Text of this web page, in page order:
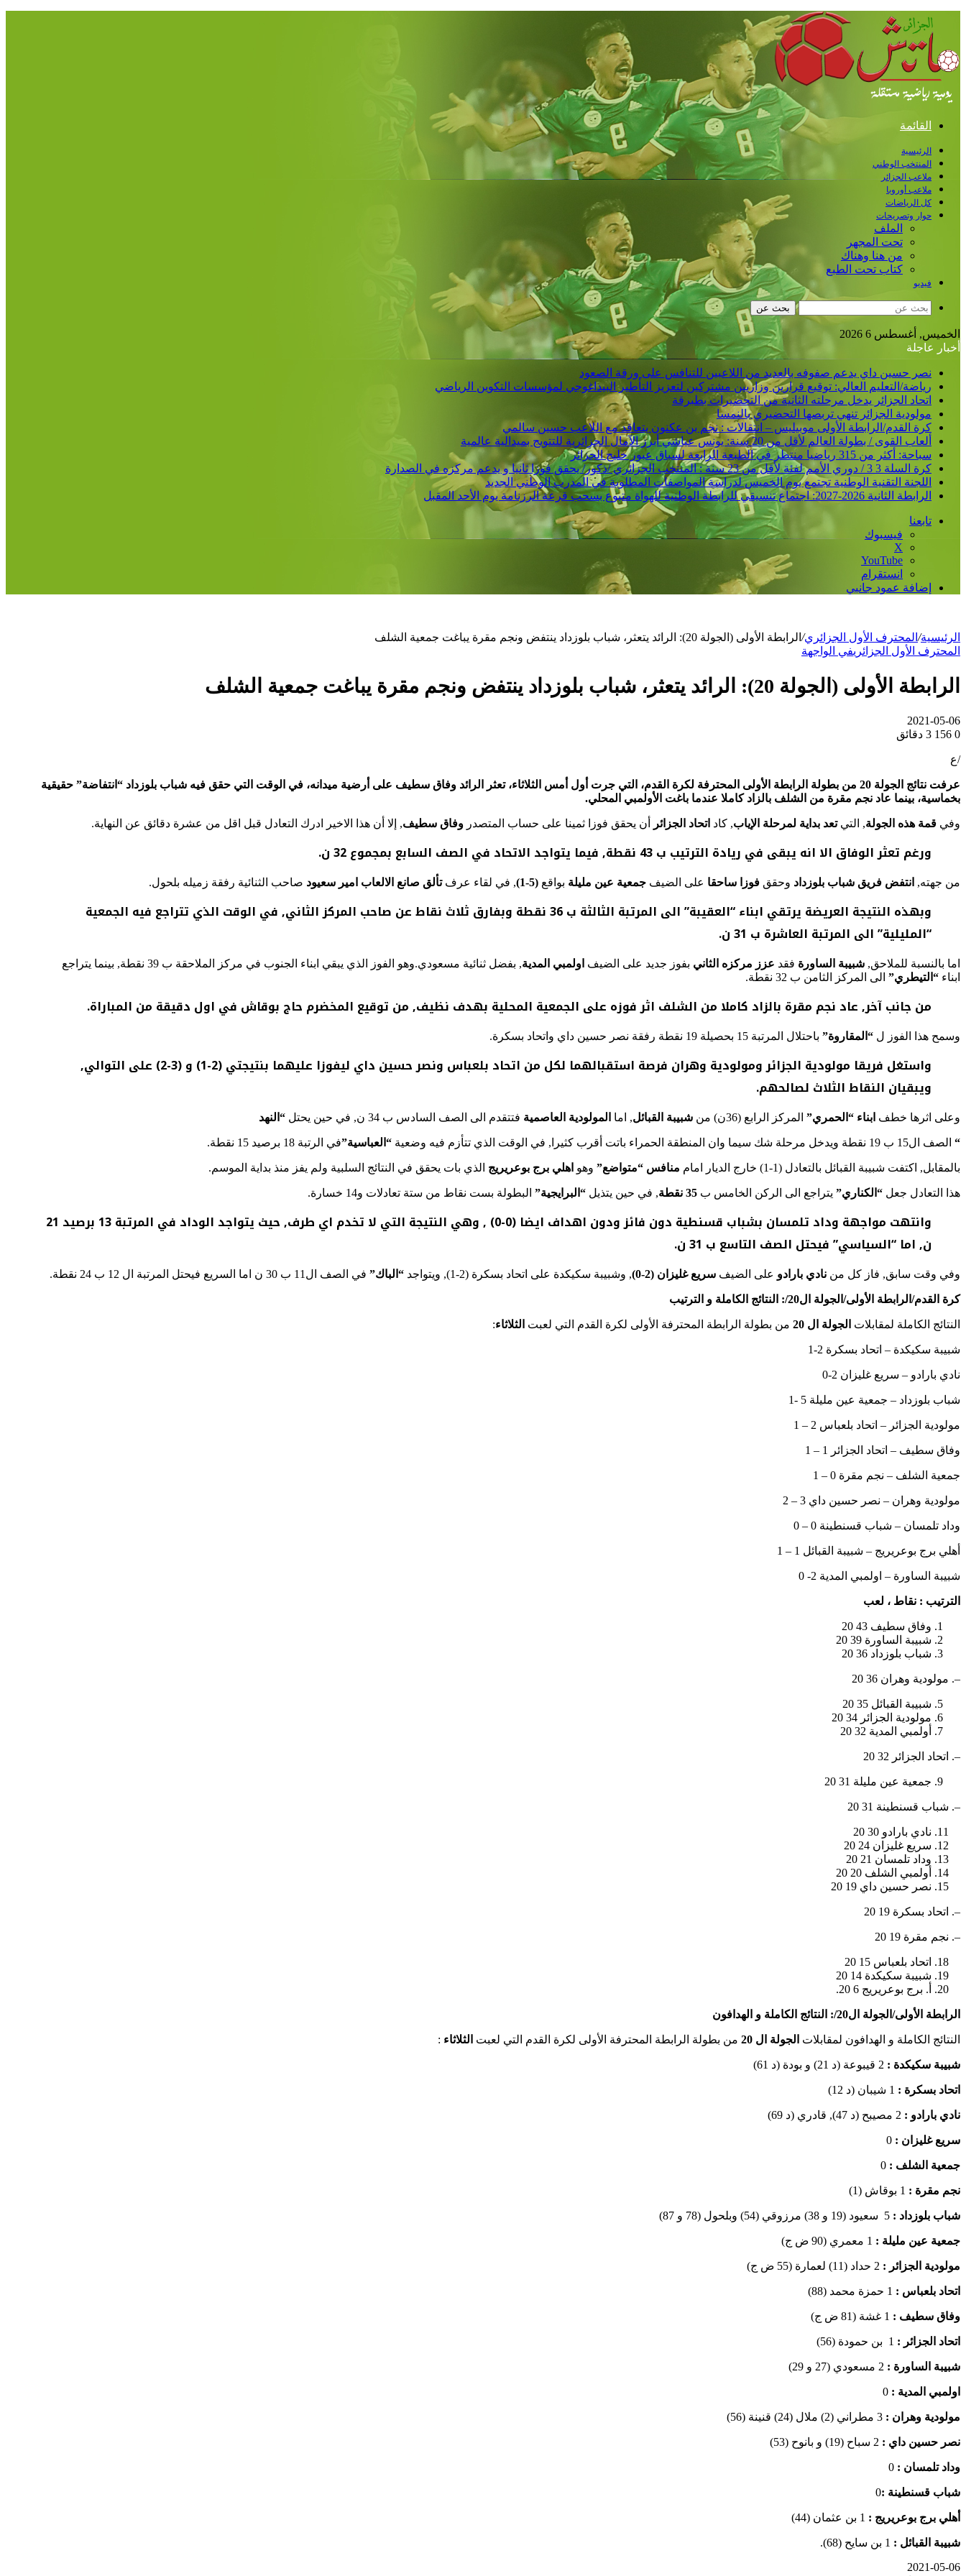
القائمة
الرئيسية
المنتخب الوطني
ملاعب الجزائر
ملاعب أوروبا
كل الرياضات
حوار وتصريحات
الملف
تحت المجهر
من هنا وهناك
كتاب تحت الطبع
فيديو
بحث عن
الخميس, أغسطس 6 2026
أخبار عاجلة
نصر حسين داي يدعم صفوفه بالعديد من اللاعبين للتنافس على ورقة الصعود
رياضة/التعليم العالي: توقيع قرارين وزاريين مشتركين لتعزيز التأطير البيداغوجي لمؤسسات التكوين الرياضي
اتحاد الجزائر يدخل مرحلته الثانية من التحضيرات بطبرقة
مولودية الجزائر تنهي تربصها التحضيري بالنمسا
كرة القدم/الرابطة الأولى موبيليس – انتقالات : نجم بن عكنون يتعاقد مع اللاعب حسين سالمي
ألعاب القوى / بطولة العالم لأقل من 20 سنة: يونس عياشي أبرز الآمال الجزائرية للتتويج بميدالية عالمية
سباحة: أكثر من 315 رياضيا منتظر في الطبعة الرابعة لسباق عبور خليج الجزائر
كرة السلة 3 3 / دوري الأمم لفئة لأقل من 23 سنة : المنتخب الجزائري /ذكور/ يحقق فوزا ثانيا و يدعم مركزه في الصدارة
اللجنة التقنية الوطنية تجتمع يوم الخميس لدراسة المواصفات المطلوبة في المدرب الوطني الجديد
الرابطة الثانية 2026-2027: اجتماع تنسيقي للرابطة الوطنية للهواة متبوع بسحب قرعة الرزنامة يوم الأحد المقبل
تابعنا
فيسبوك
‫X
‫YouTube
انستقرام
إضافة عمود جانبي
الرئيسية/ المحترف الأول الجزائري/ الرابطة الأولى (الجولة 20): الرائد يتعثر، شباب بلوزداد ينتفض ونجم مقرة يباغت جمعية الشلف
المحترف الأول الجزائريفي الواجهة
الرابطة الأولى (الجولة 20): الرائد يتعثر، شباب بلوزداد ينتفض ونجم مقرة يباغت جمعية الشلف
2021-05-06
0
3 دقائق
/ع
عرفت نتائج الجولة 20 من بطولة الرابطة الأولى المحترفة لكرة القدم، التي جرت أول أمس الثلاثاء، تعثر الرائد وفاق سطيف على أرضية ميدانه، في الوقت التي حقق فيه شباب بلوزداد “انتفاضة” حقيقية
بخماسية، بينما عاد نجم مقرة من الشلف بالزاد كاملا عندما باغت الأولمبي المحلي.
وفي قمة هذه الجولة, التيتعد بداية لمرحلة الإياب, كاد اتحاد الجزائر أن يحقق فوزا ثمينا على حساب المتصدر وفاق سطيف, إلا أن هذا الاخير ادرك التعادل قبل اقل من عشرة دقائق عن النهاية.
ورغم تعثر الوفاق الا انه يبقى في ريادة الترتيب ب 43 نقطة, فيما يتواجد الاتحاد في الصف السابع بمجموع 32 ن.
من جهته, انتفض فريق شباب بلوزداد وحقق فوزا ساحقا على الضيف جمعية عين مليلة بواقع (5-1) , في لقاء عرفتألق صانع الالعاب امير سعيود صاحب الثنائية رفقة زميله بلحول.
وبهذه النتيجة العريضة يرتقي ابناء “العقيبة” الى المرتبة الثالثة ب 36 نقطة وبفارق ثلاث نقاط عن صاحب المركز الثاني, في الوقت الذي تتراجع فيه الجمعية
“المليلية” الى المرتبة العاشرة ب 31 ن.
اما بالنسبة للملاحق, شبيبة الساورة فقد عزز مركزه الثاني بفوز جديد على الضيف اولمبي المدية
, بفضل ثنائية مسعودي.وهو الفوز الذي يبقي ابناء الجنوب في مركز الملاحقة ب 39 نقطة, بينما يتراجع
ابناء “التيطري” الى المركز الثامن ب 32 نقطة.
من جانب آخر, عاد نجم مقرة بالزاد كاملا من الشلف اثر فوزه على الجمعية المحلية بهدف نظيف, من توقيع المخضرم حاج بوقاش في اول دقيقة من المباراة.
وسمح هذا الفوز ل “المقاروة” باحتلال المرتبة 15 بحصيلة 19 نقطة رفقة نصر حسين داي واتحاد بسكرة.
واستغل فريقا مولودية الجزائر ومولودية وهران فرصة استقبالهما لكل من اتحاد بلعباس ونصر حسين داي ليفوزا عليهما بنتيجتي (2-1) و (3-2) على التوالي,
ويبقيان النقاط الثلاث لصالحهم.
وعلى اثرها خطف ابناء “الحمري” المركز الرابع (36ن) من شبيبة القبائل, اما المولودية العاصمية فتتقدم الى الصف السادس ب 34 ن, في حين يحتل “النهد
“ الصف ال15 ب 19 نقطة ويدخل مرحلة شك سيما وان المنطقة الحمراء باتت أقرب كثيرا, في الوقت الذي تتأزم فيه وضعية “العباسية”في الرتبة 18 برصيد 15 نقطة.
بالمقابل, اكتفت شبيبة القبائل بالتعادل (1-1) خارج الديار امام منافس “متواضع” وهو اهلي برج بوعريريج الذي بات يحقق في النتائج السلبية ولم يفز منذ بداية الموسم.
هذا التعادل جعل “الكناري” يتراجع الى الركن الخامس ب 35 نقطة , في حين يتذيل “البرايجية” البطولة بست نقاط من ستة تعادلات و14 خسارة.
وانتهت مواجهة وداد تلمسان بشباب قسنطية دون فائز ودون اهداف ايضا (0-0) , وهي النتيجة التي لا تخدم اي طرف, حيث يتواجد الوداد في المرتبة 13 برصيد 21
ن, اما “السياسي” فيحتل الصف التاسع ب 31 ن.
وفي وقت سابق, فاز كل من نادي بارادو على الضيف سريع غليزان (2-0) , وشبيبة سكيكدة على اتحاد بسكرة (2-1), ويتواجد “الباك” في الصف ال11 ب 30 ن اما السريع فيحتل المرتبة ال 12 ب 24 نقطة.
كرة القدم/الرابطة الأولى/الجولة ال20/: النتائج الكاملة و الترتيب
النتائج الكاملة لمقابلات الجولة ال 20 من بطولة الرابطة المحترفة الأولى لكرة القدم التي لعبت الثلاثاء:
شبيبة سكيكدة – اتحاد بسكرة 2-1
نادي بارادو – سريع غليزان 2-0
شباب بلوزداد – جمعية عين مليلة 5 -1
مولودية الجزائر – اتحاد بلعباس 2 – 1
وفاق سطيف – اتحاد الجزائر 1 – 1
جمعية الشلف – نجم مقرة 0 – 1
مولودية وهران – نصر حسين داي 3 – 2
وداد تلمسان – شباب قسنطينة 0 – 0
أهلي برج بوعريريج – شبيبة القبائل 1 – 1
شبيبة الساورة – اولمبي المدية 2- 0
الترتيب : نقاط ، لعب
وفاق سطيف 43 20
شبيبة الساورة 39 20
شباب بلوزداد 36 20
–. مولودية وهران 36 20
شبيبة القبائل 35 20
مولودية الجزائر 34 20
أولمبي المدية 32 20
–. اتحاد الجزائر 32 20
جمعية عين مليلة 31 20
–. شباب قسنطينة 31 20
نادي بارادو 30 20
سريع غليزان 24 20
وداد تلمسان 21 20
أولمبي الشلف 20 20
نصر حسين داي 19 20
–. اتحاد بسكرة 19 20
–. نجم مقرة 19 20
اتحاد بلعباس 15 20
شبيبة سكيكدة 14 20
أ. برج بوعريريج 6 20.
الرابطة الأولى/الجولة ال20/: النتائج الكاملة و الهدافون
النتائج الكاملة و الهدافون لمقابلات الجولة ال 20 من بطولة الرابطة المحترفة الأولى لكرة القدم التي لعبت الثلاثاء :
شبيبة سكيكدة :
اتحاد بسكرة :
نادي بارادو :
سريع غليزان :
جمعية الشلف :
نجم مقرة :
شباب بلوزداد :
جمعية عين مليلة :
مولودية الجزائر :
اتحاد بلعباس :
وفاق سطيف :
اتحاد الجزائر :
شبيبة الساورة :
اولمبي المدية :
مولودية وهران :
نصر حسين داي :
وداد تلمسان :
شباب قسنطينة :0
أهلي برج بوعريريج :
شبيبة القبائل :
2021-05-06